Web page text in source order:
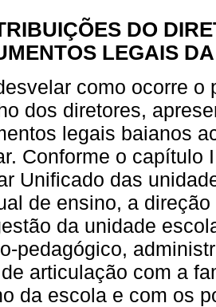
DO
LEGAIS
como ocorre
dos diretores,
legais baianos
Conforme o capítulo
Unificado das
de ensino, a
da unidade
pedagógico,
articulação com a
da escola e com os